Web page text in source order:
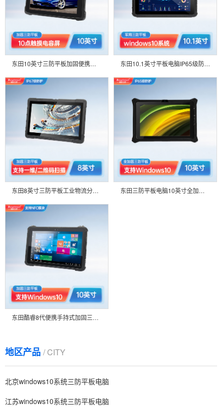
东田10英寸三防平板加固便携笔记本电脑 支持二维码扫描 系统会议智能车间DTZ-I1083E 东田10.1英寸平板电脑IP65级防摔电容屏HDMI工业三防无线数据采集器DTZ-I1008HE-6Y30_COPY
东田8英寸三防平板工业物流分拣IP67 支持NFC/MES生产管理系统终端DTZ-I0808E 东田三防平板电脑10英寸全加固高亮电容屏IP65防护产线控制工业车载宽温运行DTZ-I1008U
东田酷睿8代便携手持式加固三防平板电脑10.1英寸支持Windows双频WIFI DTZ-I1008E
地区产品 / CITY
北京windows10系统三防平板电脑
江苏windows10系统三防平板电脑